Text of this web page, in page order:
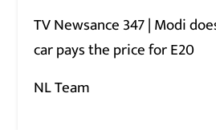
TV Newsance 347 | Modi
car pays the price for E20
NL Team